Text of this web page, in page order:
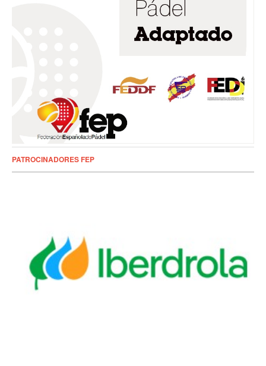
PATROCINADORES FEP